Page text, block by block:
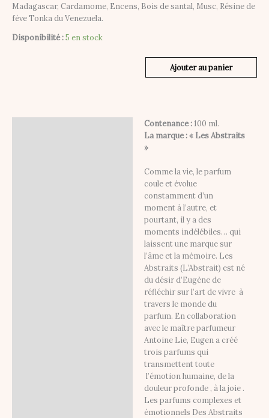
Madagascar, Cardamome, Encens, Bois de santal, Musc, Résine de
fève Tonka du Venezuela.
Disponibilité :5 en stock
Ajouter au panier
Contenance :100 ml.
La marque : « Les Abstraits
»
Comme la vie, le parfum
coule et évolue
constamment d’un
moment à l’autre, et
pourtant, il y a des
moments indélébiles… qui
laissent une marque sur
l’âme et la mémoire. Les
Abstraits (L’Abstrait) est né
du désir d’Eugène de
réfléchir sur l’art de vivre à
travers le monde du
parfum. En collaboration
avec le maître parfumeur
Antoine Lie, Eugen a créé
trois parfums qui
transmettent toute
l’émotion humaine, de la
douleur profonde , à la joie .
Les parfums complexes et
émotionnels Des Abstraits